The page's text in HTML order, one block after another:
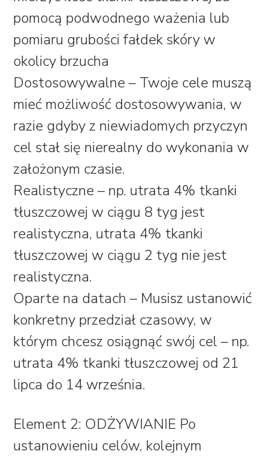
pomocą podwodnego ważenia lub
pomiaru grubości fałdek skóry w
okolicy brzucha
Dostosowywalne – Twoje cele muszą
mieć możliwość dostosowywania, w
razie gdyby z niewiadomych przyczyn
cel stał się nierealny do wykonania w
założonym czasie.
Realistyczne – np. utrata 4% tkanki
tłuszczowej w ciągu 8 tyg jest
realistyczna, utrata 4% tkanki
tłuszczowej w ciągu 2 tyg nie jest
realistyczna.
Oparte na datach – Musisz ustanowić
konkretny przedział czasowy, w
którym chcesz osiągnąć swój cel – np.
utrata 4% tkanki tłuszczowej od 21
lipca do 14 września.
Element 2: ODŻYWIANIE Po
ustanowieniu celów, kolejnym